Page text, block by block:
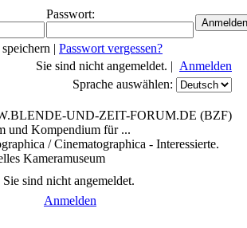
Passwort:
| Passwort vergessen?
Sie sind nicht angemeldet. | Anmelden
Sprache auswählen:
UND-ZEIT-FORUM.DE (BZF)
und Kompendium für ...
/ Cinematographica - Interessierte.
Kameramuseum
Sie sind nicht angemeldet.
Anmelden